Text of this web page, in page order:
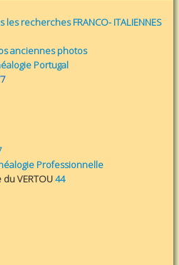
les recherches FRANCO- ITALIENNES
anciennes photos
Portugal
Professionnelle
VERTOU44